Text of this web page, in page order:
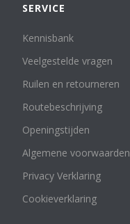
SERVICE
Kennisbank
Veelgestelde vragen
Ruilen en retourneren
Routebeschrijving
Openingstijden
Algemene voorwaarden
Privacy Verklaring
Cookieverklaring